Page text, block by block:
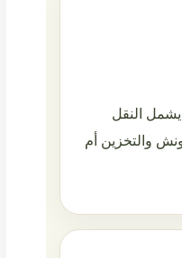
النقل
والتخزين أم